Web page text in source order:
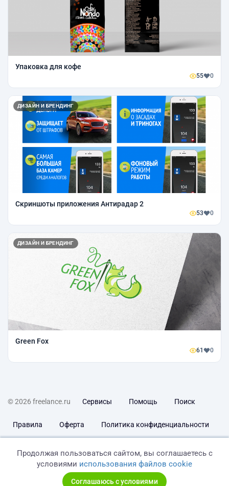
Упаковка для кофе
55 0
ДИЗАЙН И БРЕНДИНГ
Скриншоты приложения Антирадар 2
53 0
ДИЗАЙН И БРЕНДИНГ
Green Fox
61 0
© 2026 freelance.ru Сервисы Помощь Поиск
Правила Оферта Политика конфиденциальности
Продолжая пользоваться сайтом, вы соглашаетесь с
условиями использования файлов cookie
Соглашаюсь с условиями